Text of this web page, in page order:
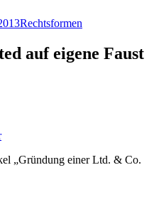
Rechtsformen
auf eigene Faust
„Gründung einer Ltd. & Co.